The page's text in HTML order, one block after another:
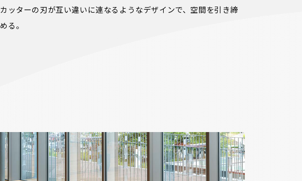
カッターの刃が互い違いに連なるようなデザインで、空間を引き締
める。